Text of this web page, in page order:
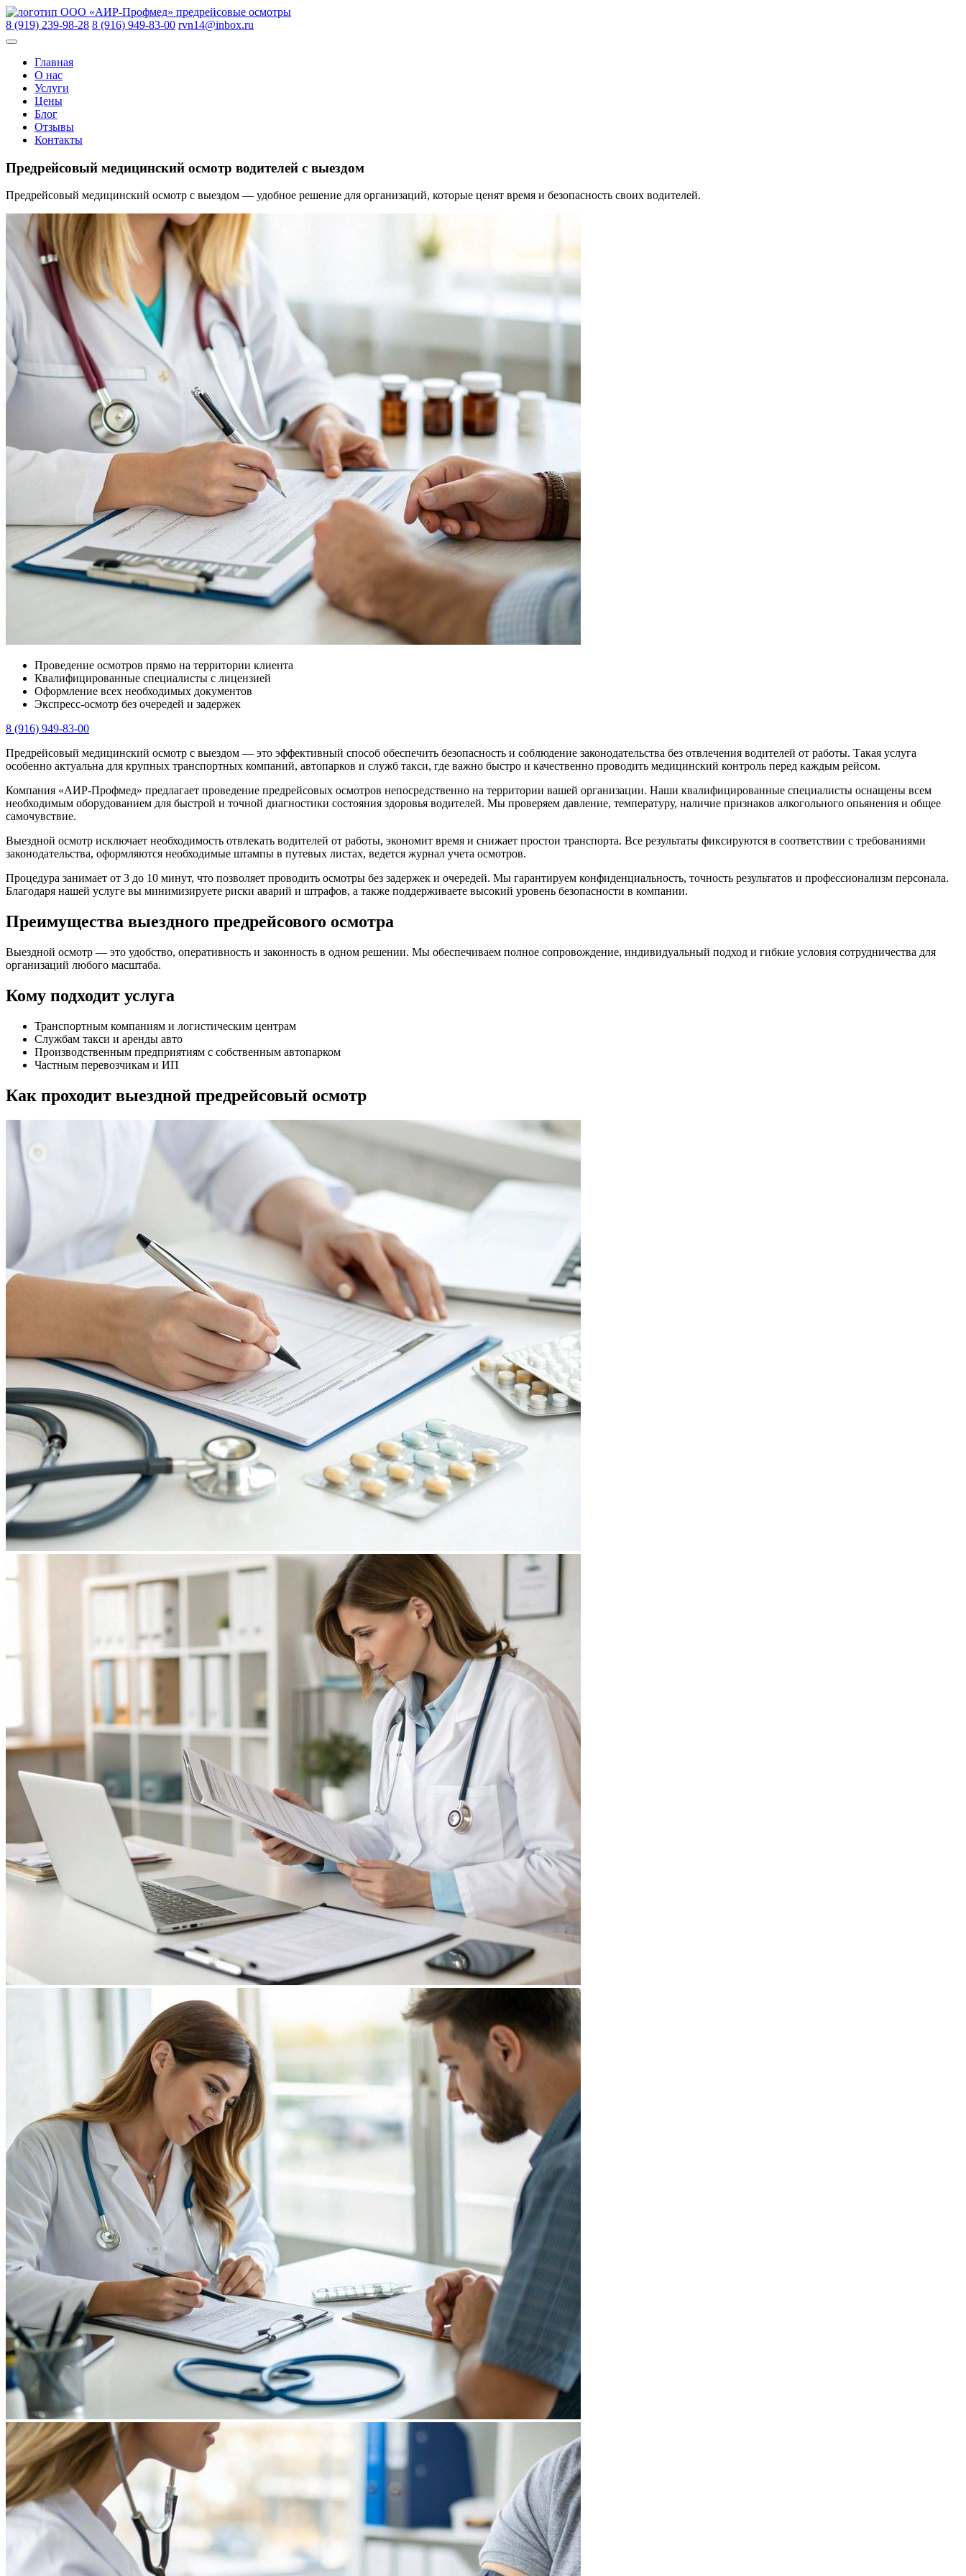
Skip
to
content
ООО «АИР-Профмед» предрейсовые осмотры
8 (919) 239-98-28 8 (916) 949-83-00 rvn14@inbox.ru
Главная
О нас
Услуги
Цены
Блог
Отзывы
Контакты
Предрейсовый медицинский осмотр водителей с выездом
Предрейсовый медицинский осмотр с выездом — удобное решение для организаций, которые ценят время и безопасность своих водителей.
Проведение осмотров прямо на территории клиента
Квалифицированные специалисты с лицензией
Оформление всех необходимых документов
Экспресс-осмотр без очередей и задержек
8 (916) 949-83-00
Предрейсовый медицинский осмотр с выездом — это эффективный способ обеспечить безопасность и соблюдение законодательства без отвлечения водителей от работы. Такая услуга
особенно актуальна для крупных транспортных компаний, автопарков и служб такси, где важно быстро и качественно проводить медицинский контроль перед каждым рейсом.
Компания «АИР‑Профмед» предлагает проведение предрейсовых осмотров непосредственно на территории вашей организации. Наши квалифицированные специалисты оснащены всем
необходимым оборудованием для быстрой и точной диагностики состояния здоровья водителей. Мы проверяем давление, температуру, наличие признаков алкогольного опьянения и общее
самочувствие.
Выездной осмотр исключает необходимость отвлекать водителей от работы, экономит время и снижает простои транспорта. Все результаты фиксируются в соответствии с требованиями
законодательства, оформляются необходимые штампы в путевых листах, ведется журнал учета осмотров.
Процедура занимает от 3 до 10 минут, что позволяет проводить осмотры без задержек и очередей. Мы гарантируем конфиденциальность, точность результатов и профессионализм персонала.
Благодаря нашей услуге вы минимизируете риски аварий и штрафов, а также поддерживаете высокий уровень безопасности в компании.
Преимущества выездного предрейсового осмотра
Выездной осмотр — это удобство, оперативность и законность в одном решении. Мы обеспечиваем полное сопровождение, индивидуальный подход и гибкие условия сотрудничества для
организаций любого масштаба.
Кому подходит услуга
Транспортным компаниям и логистическим центрам
Службам такси и аренды авто
Производственным предприятиям с собственным автопарком
Частным перевозчикам и ИП
Как проходит выездной предрейсовый осмотр